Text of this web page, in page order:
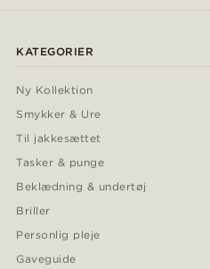
KATEGORIER
Ny Kollektion
Smykker & Ure
Til jakkesættet
Tasker & punge
Beklædning & undertøj
Briller
Personlig pleje
Gaveguide